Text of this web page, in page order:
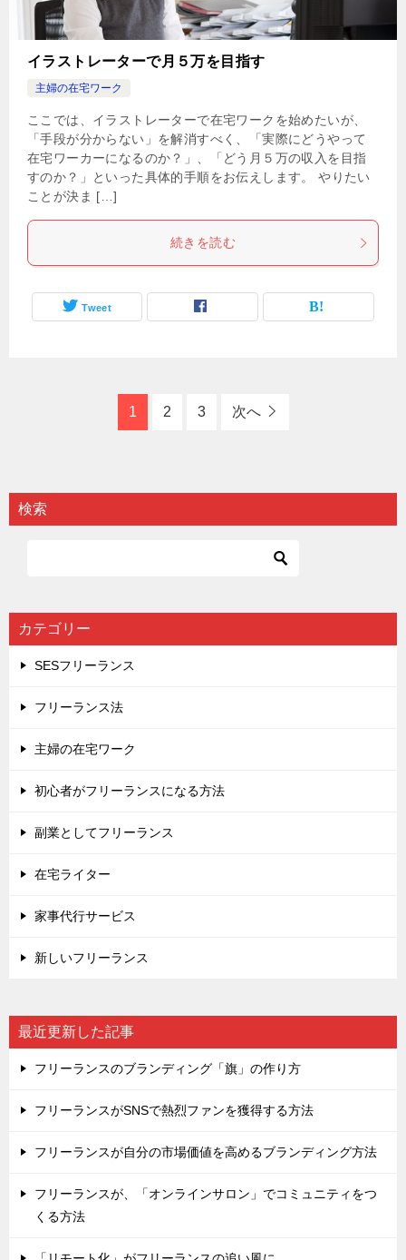
イラストレーターで月５万を目指す
主婦の在宅ワーク
ここでは、イラストレーターで在宅ワークを始めたいが、
「手段が分からない」を解消すべく、「実際にどうやって
在宅ワーカーになるのか？」、「どう月５万の収入を目指
すのか？」といった具体的手順をお伝えします。 やりたい
ことが決ま […]
続きを読む
Tweet
1 2 3 次へ
検索
カテゴリー
SESフリーランス
フリーランス法
主婦の在宅ワーク
初心者がフリーランスになる方法
副業としてフリーランス
在宅ライター
家事代行サービス
新しいフリーランス
最近更新した記事
フリーランスのブランディング「旗」の作り方
フリーランスがSNSで熱烈ファンを獲得する方法
フリーランスが自分の市場価値を高めるブランディング方法
フリーランスが、「オンラインサロン」でコミュニティをつ
くる方法